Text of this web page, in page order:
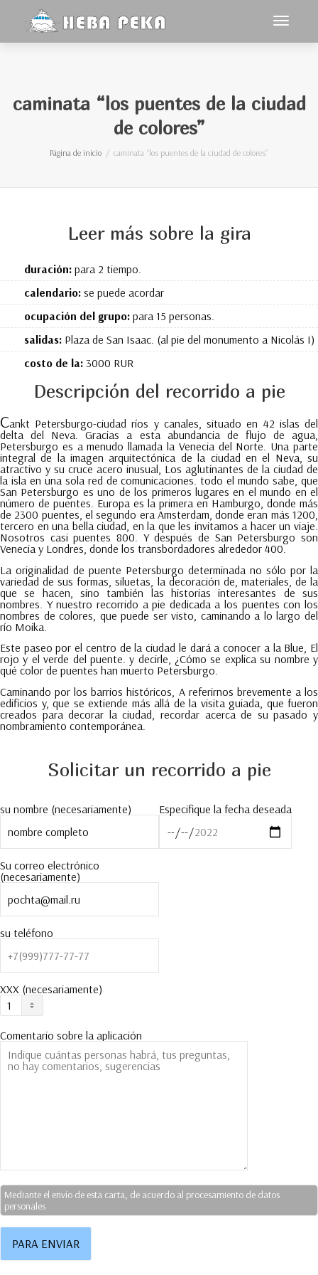
caminata “los puentes de la ciudad
de colores”
Página de inicio caminata “los puentes de la ciudad de colores”
Leer más sobre la gira
duración:para 2 tiempo.
calendario:se puede acordar
ocupación del grupo:para 15 personas.
salidas:Plaza de San Isaac. (al pie del monumento a Nicolás I)
costo de la:3000 RUR
Descripción del recorrido a pie
Cankt Petersburgo-ciudad ríos y canales, situado en 42 islas del
delta del Neva. Gracias a esta abundancia de flujo de agua,
Petersburgo es a menudo llamada la Venecia del Norte. Una parte
integral de la imagen arquitectónica de la ciudad en el Neva, su
atractivo y su cruce acero inusual, Los aglutinantes de la ciudad de
la isla en una sola red de comunicaciones. todo el mundo sabe, que
San Petersburgo es uno de los primeros lugares en el mundo en el
número de puentes. Europa es la primera en Hamburgo, donde más
de 2300 puentes, el segundo era Amsterdam, donde eran más 1200,
tercero en una bella ciudad, en la que les invitamos a hacer un viaje.
Nosotros casi puentes 800. Y después de San Petersburgo son
Venecia y Londres, donde los transbordadores alrededor 400.
La originalidad de puente Petersburgo determinada no sólo por la
variedad de sus formas, siluetas, la decoración de, materiales, de la
que se hacen, sino también las historias interesantes de sus
nombres. Y nuestro recorrido a pie dedicada a los puentes con los
nombres de colores, que puede ser visto, caminando a lo largo del
río Moika.
Este paseo por el centro de la ciudad le dará a conocer a la Blue, El
rojo y el verde del puente. y decirle, ¿Cómo se explica su nombre y
qué color de puentes han muerto Petersburgo.
Caminando por los barrios históricos, A referirnos brevemente a los
edificios y, que se extiende más allá de la visita guiada, que fueron
creados para decorar la ciudad, recordar acerca de su pasado y
nombramiento contemporánea.
Solicitar un recorrido a pie
su nombre (necesariamente)
Su correo electrónico
(necesariamente)
su teléfono
XXX (necesariamente)
Especifique la fecha deseada
Comentario sobre la aplicación
Mediante el envío de esta carta, de acuerdo al procesamiento de datos
personales